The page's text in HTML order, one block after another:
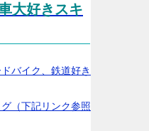
大好きスキ
バイク、鉄道好き
（下記リンク参照